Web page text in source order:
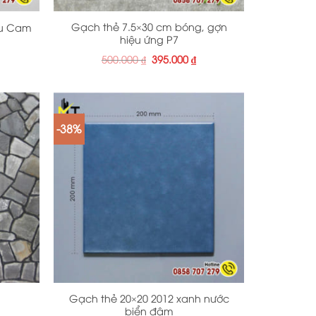
Cam
₫.
Gạch thẻ 7.5×30 cm bóng, gợn
hiệu ứng P7
500.000₫ Giá
gốc
395.000₫Giá
hiện
395.000 ₫.
-38%
Gạch thẻ 20×20 2012 xanh nước
biển đậm